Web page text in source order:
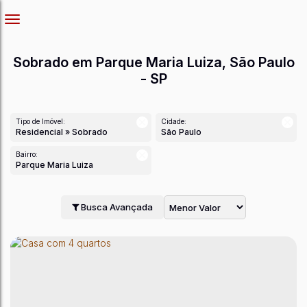
Sobrado em Parque Maria Luiza, São Paulo
- SP
Tipo de Imóvel:
Residencial » Sobrado
Cidade:
São Paulo
Bairro:
Parque Maria Luiza
Busca Avançada